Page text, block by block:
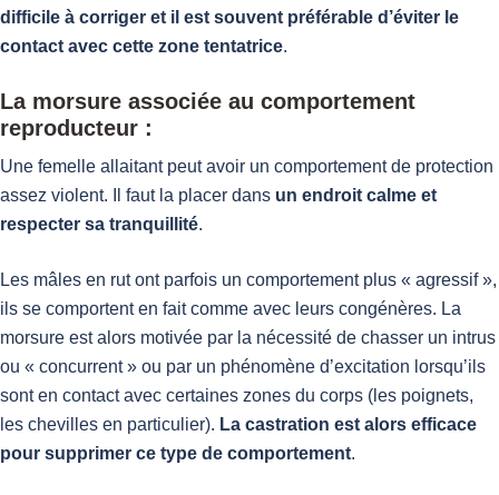
difficile à corriger et il est souvent préférable d’éviter le
contact avec cette zone tentatrice.
La morsure associée au comportement
reproducteur :
Une femelle allaitant peut avoir un comportement de protection
assez violent. Il faut la placer dans un endroit calme et
respecter sa tranquillité.
Les mâles en rut ont parfois un comportement plus « agressif »,
ils se comportent en fait comme avec leurs congénères. La
morsure est alors motivée par la nécessité de chasser un intrus
ou « concurrent » ou par un phénomène d’excitation lorsqu’ils
sont en contact avec certaines zones du corps (les poignets,
les chevilles en particulier). La castration est alors efficace
pour supprimer ce type de comportement.